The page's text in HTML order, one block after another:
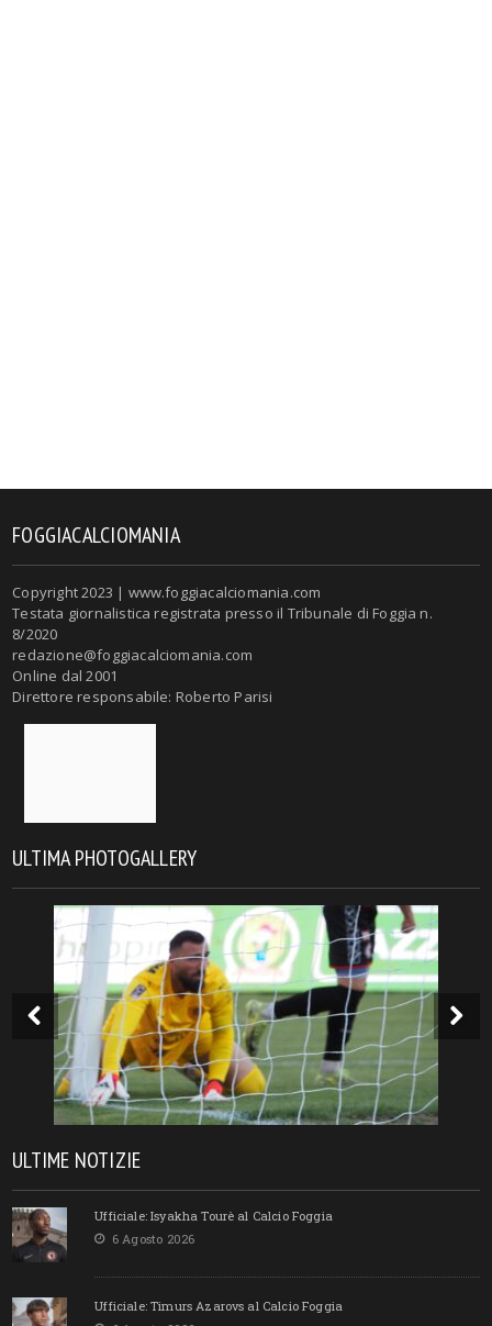
FOGGIACALCIOMANIA
Copyright 2023 | www.foggiacalciomania.com
Testata giornalistica registrata presso il Tribunale di Foggia n.
8/2020
redazione@foggiacalciomania.com
Online dal 2001
Direttore responsabile: Roberto Parisi
ULTIMA PHOTOGALLERY
ULTIME NOTIZIE
Ufficiale: Isyakha Tourè al Calcio Foggia
6 Agosto 2026
Ufficiale: Timurs Azarovs al Calcio Foggia